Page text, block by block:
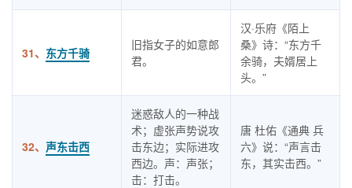
31、 东方千骑
旧指女子的如意郎
君。
汉·乐府《陌上
桑》诗：“东方千
余骑，夫婿居上
头。”
32、 声东击西
迷惑敌人的一种战
术；虚张声势说攻
击东边；实际进攻
西边。声：声张；
击：打击。
唐 杜佑《通典 兵
六》说：“声言击
东，其实击西。”